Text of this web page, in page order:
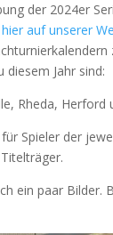
der 2024er
hier auf unserer
diesem Jahr sind:
Rheda, Herford
Spieler der
ein paar Bilder.